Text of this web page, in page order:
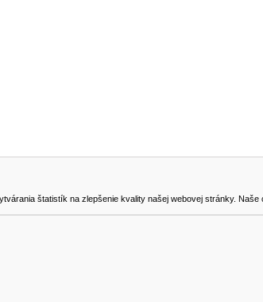
štatistík na zlepšenie kvality našej webovej stránky. Naše